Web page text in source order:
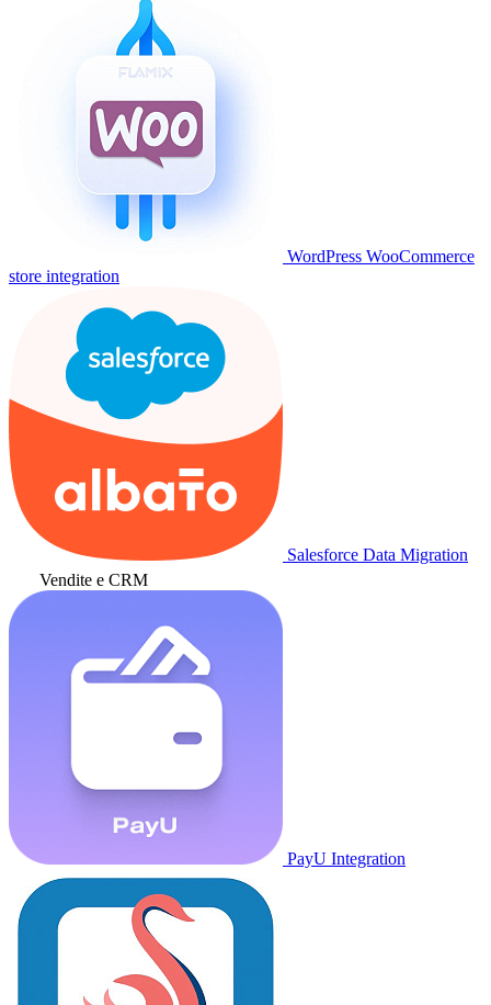
WordPress WooCommerce
store integration
Salesforce Data Migration
Vendite e CRM
PayU Integration